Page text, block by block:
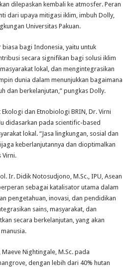
dilepaskan kembali ke atmosfer. Peran
dari upaya mitigasi iklim, imbuh Dolly,
Universitas Pakuan.
bagi Indonesia, yaitu untuk
secara signifikan bagi solusi iklim
lokal, dan mengintegrasikan
dunia dalam menunjukkan bagaimana
dan berkelanjutan,” pungkas Dolly.
dan Etnobiologi BRIN, Dr. Virni
didasarkan pada scientific-based
lokal. “Jasa lingkungan, sosial dan
keberlanjutannya dan dioptimalkan
Virni.
Ir. Didik Notosudjono, M.Sc., IPU, Asean
sebagai katalisator utama dalam
pengetahuan, inovasi, dan pendidikan
sains, masyarakat, dan
secara berkelanjutan, yang akan
Nightingale, M.Sc. pada
dengan lebih dari 40% hutan